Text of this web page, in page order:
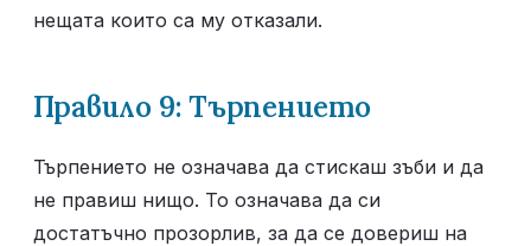
нещата които са му отказали.
Правило 9: Търпението
Търпението не означава да стискаш зъби и да
не правиш нищо. То означава да си
достатъчно прозорлив, за да се довериш на